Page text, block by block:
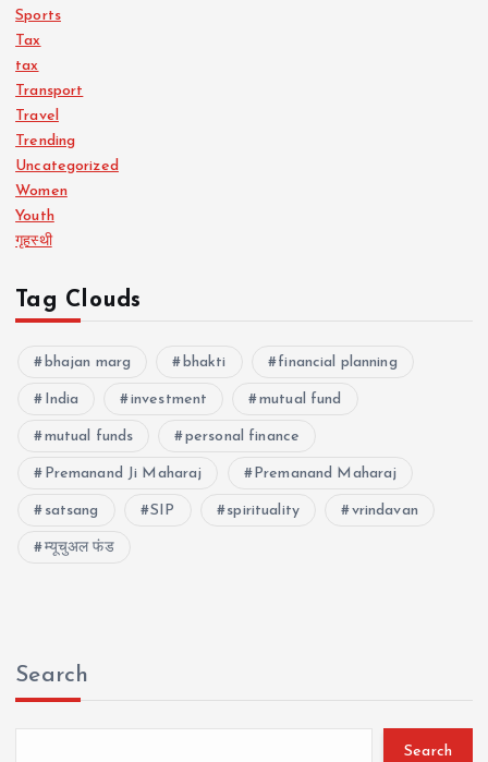
Sports
Tax
tax
Transport
Travel
Trending
Uncategorized
Women
Youth
गृहस्थी
Tag Clouds
bhajan marg bhakti financial planning
India investment mutual fund
mutual funds personal finance
Premanand Ji Maharaj Premanand Maharaj
satsang SIP spirituality vrindavan
म्यूचुअल फंड
Search
Search